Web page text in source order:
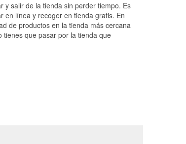
on East Lucas in Beaumont, TX.
More
y salir de la tienda sin perder tiempo. Es
en línea y recoger en tienda gratis. En
de productos en la tienda más cercana
que pasar por la tienda que